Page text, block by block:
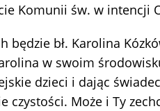
Komunii św. w intencji
będzie bł. Karolina
w swoim
dzieci i dając
Może i Ty